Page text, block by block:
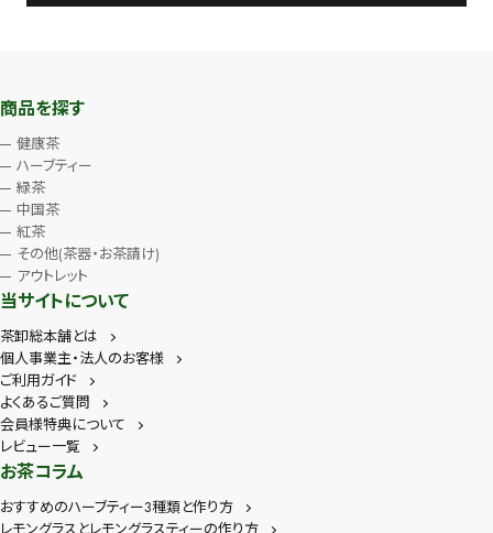
商品を探す
健康茶
ハーブティー
緑茶
中国茶
紅茶
その他(茶器・お茶請け)
アウトレット
当サイトについて
茶卸総本舗とは
個人事業主・法人のお客様
ご利用ガイド
よくあるご質問
会員様特典について
レビュー一覧
お茶コラム
おすすめのハーブティー3種類と作り方